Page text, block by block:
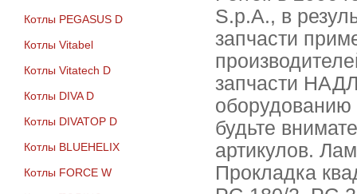
Котлы PEGASUS D
Котлы Vitabel
Котлы Vitatech D
Котлы DIVA D
Котлы DIVATOP D
Котлы BLUEHELIX
Котлы FORCE W
S.p.A., в
запчасти
запчасти
оборудованию
будьте
артикулов.
Прокладка